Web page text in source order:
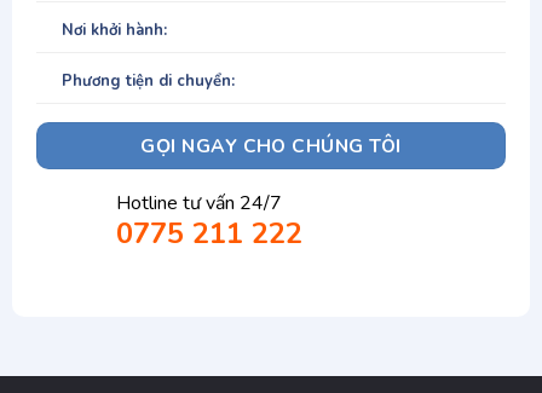
Nơi khởi hành:
Phương tiện di chuyển:
GỌI NGAY CHO CHÚNG TÔI
Hotline tư vấn 24/7
0775 211 222